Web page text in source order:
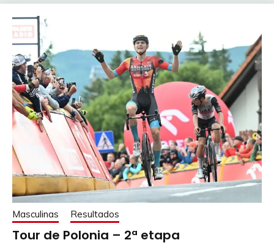
Masculinas Resultados
Tour de Polonia – 2ª etapa